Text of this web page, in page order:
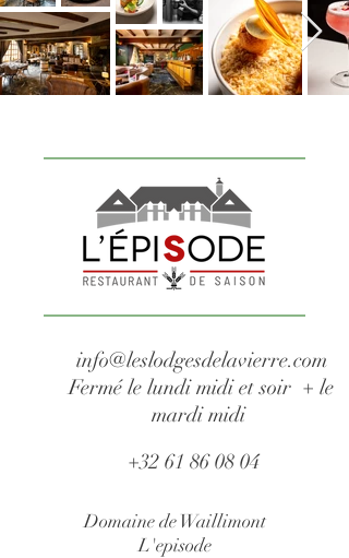
info@leslodgesdelavierre.com
Fermé le lundi midi et soir + le
mardi midi
+32 61 86 08 04
Domaine de Waillimont
L'episode